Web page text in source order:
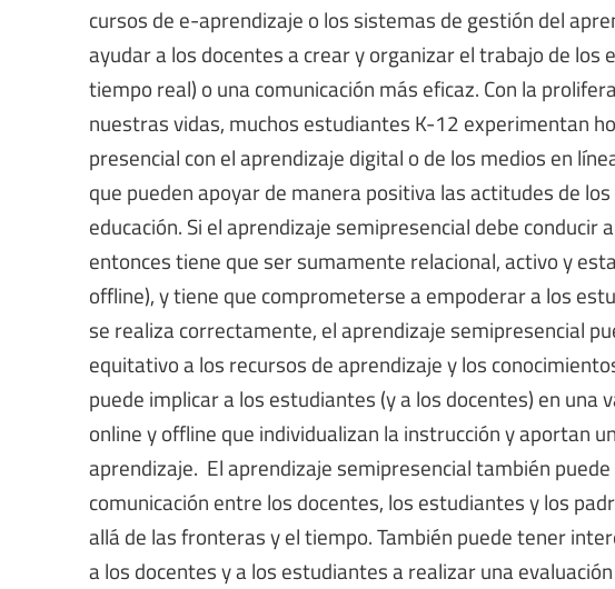
cursos de e-aprendizaje o los sistemas de gestión del
ayudar a los docentes a crear y organizar el trabajo de
tiempo real) o una comunicación más eficaz. Con la
nuestras vidas, muchos estudiantes K-12 experimentan
presencial con el aprendizaje digital o de los medios en
que pueden apoyar de manera positiva las actitudes de
educación. Si el aprendizaje semipresencial debe
entonces tiene que ser sumamente relacional, activo y
offline), y tiene que comprometerse a empoderar a los
se realiza correctamente, el aprendizaje semipresencial
equitativo a los recursos de aprendizaje y los
puede implicar a los estudiantes (y a los docentes) en una
online y offline que individualizan la instrucción y aportan
aprendizaje. El aprendizaje semipresencial también
comunicación entre los docentes, los estudiantes y los
allá de las fronteras y el tiempo. También puede tener
a los docentes y a los estudiantes a realizar una